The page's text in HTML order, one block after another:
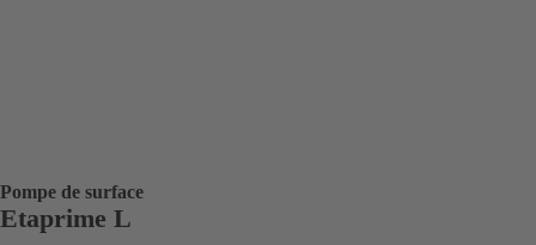
Pompe de surface
Etaprime L